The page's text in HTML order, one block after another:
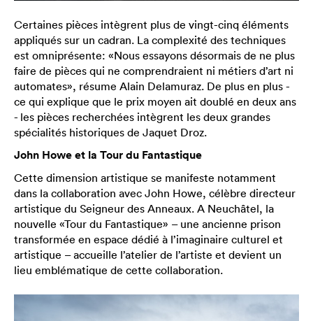
Certaines pièces intègrent plus de vingt-cinq éléments
appliqués sur un cadran. La complexité des techniques
est omniprésente: «Nous essayons désormais de ne plus
faire de pièces qui ne comprendraient ni métiers d’art ni
automates», résume Alain Delamuraz. De plus en plus -
ce qui explique que le prix moyen ait doublé en deux ans
- les pièces recherchées intègrent les deux grandes
spécialités historiques de Jaquet Droz.
John Howe et la Tour du Fantastique
Cette dimension artistique se manifeste notamment
dans la collaboration avec John Howe, célèbre directeur
artistique du Seigneur des Anneaux. A Neuchâtel, la
nouvelle «Tour du Fantastique» – une ancienne prison
transformée en espace dédié à l’imaginaire culturel et
artistique – accueille l’atelier de l’artiste et devient un
lieu emblématique de cette collaboration.